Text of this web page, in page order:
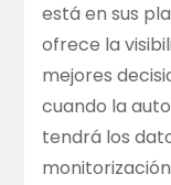
está en sus
ofrece la
mejores
cuando la
tendrá los